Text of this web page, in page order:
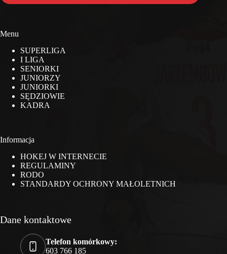
Menu
SUPERLIGA
I LIGA
SENIORKI
JUNIORZY
JUNIORKI
SĘDZIOWIE
KADRA
Informacja
HOKEJ W INTERNECIE
REGULAMINY
RODO
STANDARDY OCHRONY MAŁOLETNICH
Dane kontaktowe
Telefon komórkowy:
603 766 185